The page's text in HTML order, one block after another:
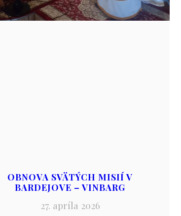
OBNOVA SVÄTÝCH MISIÍ V
BARDEJOVE – VINBARG
27. apríla 2026